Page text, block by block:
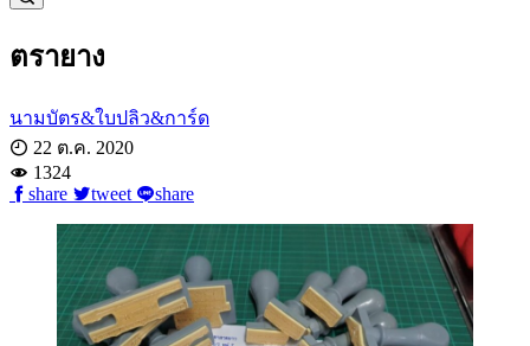
ตรายาง
นามบัตร&ใบปลิว&การ์ด
22 ต.ค. 2020
1324
share
tweet share